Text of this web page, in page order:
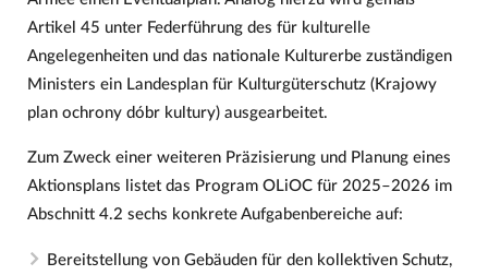
Artikel 45 unter Federführung des für kulturelle
Angelegenheiten und das nationale Kulturerbe zuständigen
Ministers ein Landesplan für Kulturgüterschutz (Krajowy
plan ochrony dóbr kultury) ausgearbeitet.
Zum Zweck einer weiteren Präzisierung und Planung eines
Aktionsplans listet das Program OLiOC für 2025–2026 im
Abschnitt 4.2 sechs konkrete Aufgabenbereiche auf:
Bereitstellung von Gebäuden für den kollektiven Schutz,